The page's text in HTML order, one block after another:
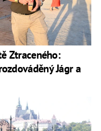
Ztraceného:
Jágr a